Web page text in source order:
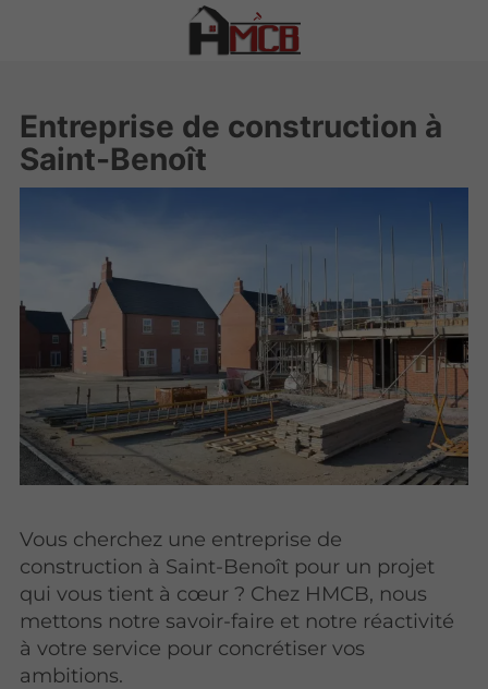
Entreprise de construction à
Saint-Benoît
Vous cherchez une entreprise de
construction à Saint-Benoît pour un projet
qui vous tient à cœur ? Chez HMCB, nous
mettons notre savoir-faire et notre réactivité
à votre service pour concrétiser vos
ambitions.